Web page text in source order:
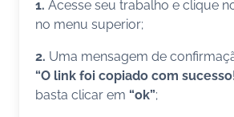
1. Acesse seu trabalho e clique
no menu superior;
2. Uma mensagem de
“O link foi copiado com
basta clicar em “ok”;